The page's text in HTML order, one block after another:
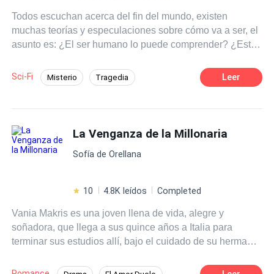
Todos escuchan acerca del fin del mundo, existen
muchas teorías y especulaciones sobre cómo va a ser, el
asunto es: ¿El ser humano lo puede comprender? ¿Está
ingeniero aeroespacial innovador, crea una nueva forma
de que muchas más personas puedan conocer el espacio
sin importar cuanto nos esforcemos por detener una
destrucción, sin importar cuantos avances tenga la
ciencia y la tecnología, ningún ser humano está
trilogía “Laberinto Estelar”
Sci-Fi Misterio Tragedia Leer
La Venganza de la Millonaria
Sofía de Orellana
10 4.8K leídos Completed
Vania Makris es una joven llena de vida, alegre y
soñadora, que llega a sus quince años a Italia para
terminar sus estudios allí, bajo el cuidado de su hermano
su príncipe azul, pero luego se transformaría en su peor